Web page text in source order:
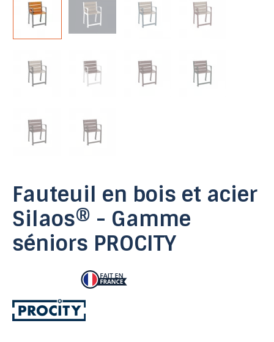
Fauteuil en bois et acier
Silaos® - Gamme
séniors PROCITY